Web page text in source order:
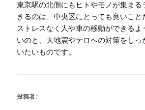
東京駅の北側にもヒトやモノが集ま
きるのは、中央区にとっても良いこと
ストレスなく人や車の移動ができるよ
いのと、大地震やテロへの対策をしっ
いたいものです。
投稿者: